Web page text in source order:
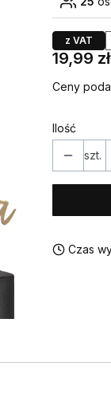
z VAT
Cena
19,99 zł
Ceny
Ilość
szt.
Czas